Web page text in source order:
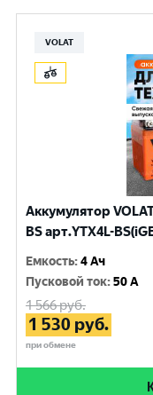
VOLAT
Аккумулятор
BS арт.YTX4L-
Емкость:4 Ач
Пусковой ток:50 A
1 566руб.
1 530 руб.
при обмене